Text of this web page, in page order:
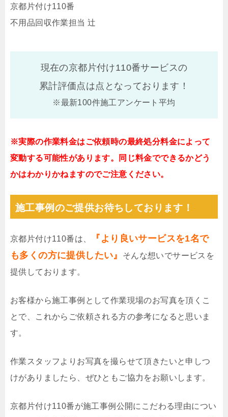
京都片付け110番
不用品回収作業担当 辻
現在の京都片付け110番サービスの
累計評価点は点となっております！
※最新100件施工アンケート平均
※実際の作業料金はご依頼時の最終処分料金によって
変動する可能性があります。同じ料金でできるかどう
かはわかりかねますのでご注意ください。
施工事例のご提供お待ちしております！
京都片付け110番は、
『より良いサービスを1名で
も多くの方に提供したい』
そんな想いでサービスを
提供しております。
お客様から施工事例として作業現場のお写真を頂くこ
とで、これからご依頼される方の参考になると思いま
す。
作業スタッフよりお写真を撮らせて頂きたいと申しつ
けがありましたら、ぜひともご協力をお願いします。
京都片付け110番が施工事例公開にこだわる理由につい